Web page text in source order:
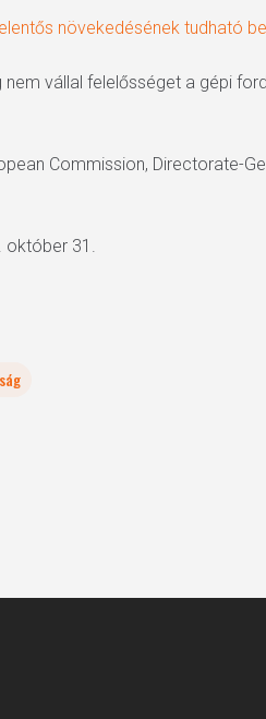
növekedésének tudható be
nem vállal felelősséget a gépi
Commission, Directorate-
október 31.